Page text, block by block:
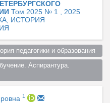
Том 2025 № 1 , 2025
ИСТОРИЯ
Аспирантура.
1